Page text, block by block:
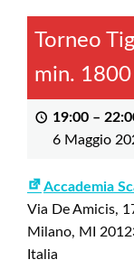
Torneo
min. 1800
19:00 –
6 Maggio
Accademia
Via De Amicis,
Milano, MI
Italia